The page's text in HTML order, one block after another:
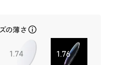
」
の薄さ